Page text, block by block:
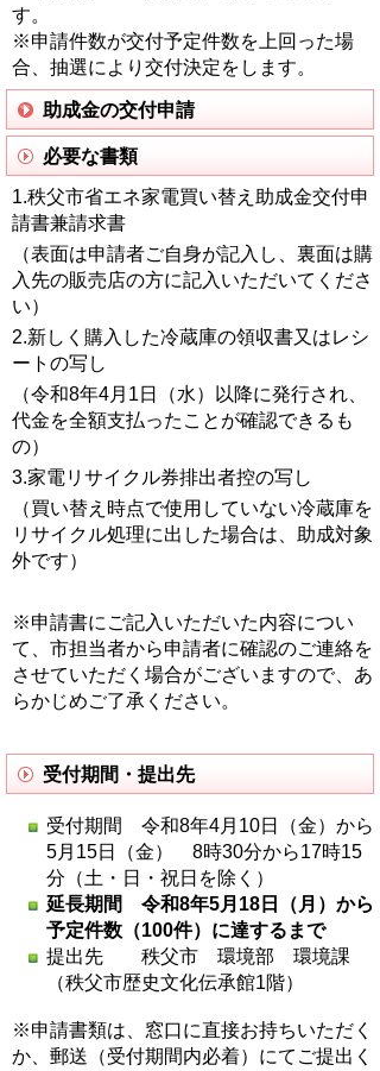
す。
※申請件数が交付予定件数を上回った場
合、抽選により交付決定をします。
助成金の交付申請
必要な書類
1.秩父市省エネ家電買い替え助成金交付申
請書兼請求書
（表面は申請者ご自身が記入し、裏面は購
入先の販売店の方に記入いただいてくださ
い）
2.新しく購入した冷蔵庫の領収書又はレシ
ートの写し
（令和8年4月1日（水）以降に発行され、
代金を全額支払ったことが確認できるも
の）
3.家電リサイクル券排出者控の写し
（買い替え時点で使用していない冷蔵庫を
リサイクル処理に出した場合は、助成対象
外です）
※申請書にご記入いただいた内容につい
て、市担当者から申請者に確認のご連絡を
させていただく場合がございますので、あ
らかじめご了承ください。
受付期間・提出先
受付期間 令和8年4月10日（金）から
5月15日（金） 8時30分から17時15
分（土・日・祝日を除く）
延長期間 令和8年5月18日（月）から
予定件数（100件）に達するまで
提出先 秩父市 環境部 環境課
（秩父市歴史文化伝承館1階）
※申請書類は、窓口に直接お持ちいただく
か、郵送（受付期間内必着）にてご提出く